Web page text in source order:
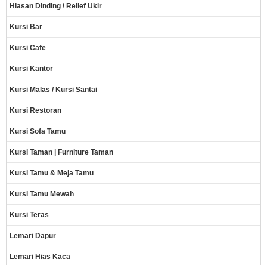
Hiasan Dinding \ Relief Ukir
Kursi Bar
Kursi Cafe
Kursi Kantor
Kursi Malas / Kursi Santai
Kursi Restoran
Kursi Sofa Tamu
Kursi Taman | Furniture Taman
Kursi Tamu & Meja Tamu
Kursi Tamu Mewah
Kursi Teras
Lemari Dapur
Lemari Hias Kaca